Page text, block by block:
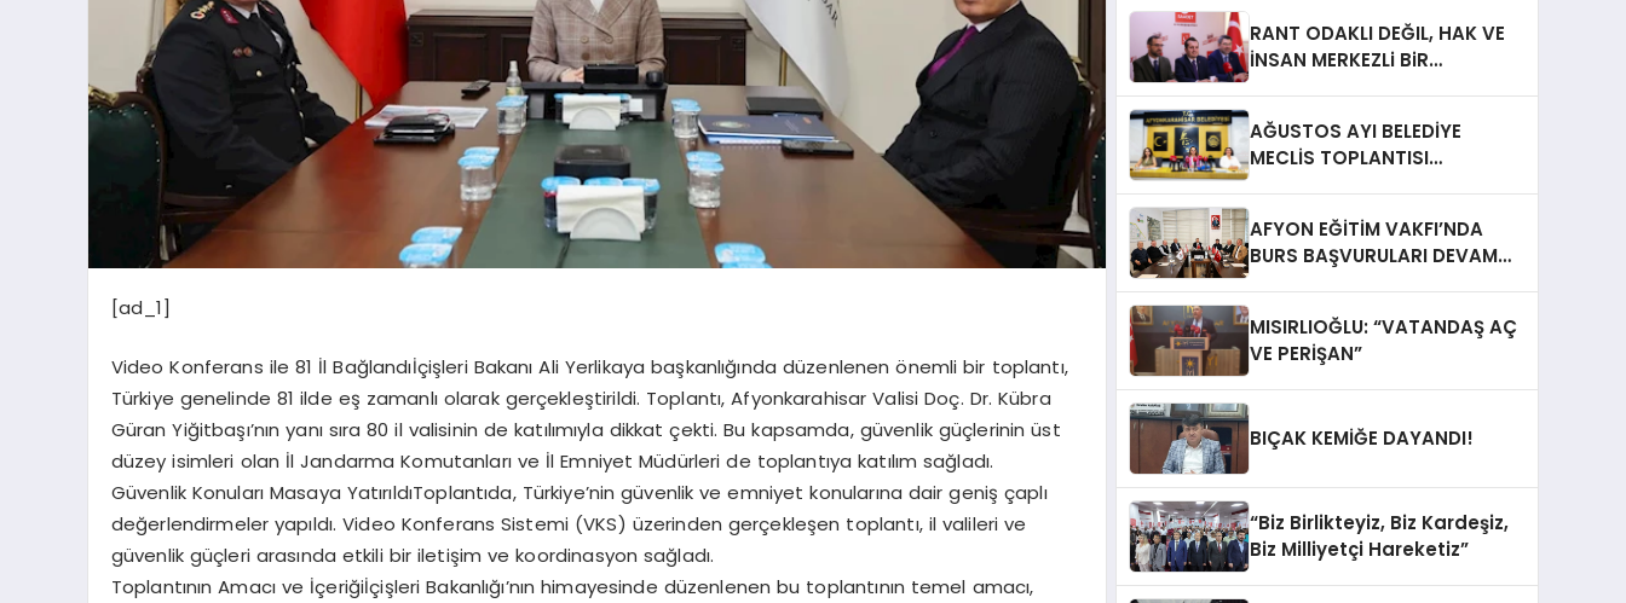
[ad_1]
Video Konferans ile 81 İl Bağlandıİçişleri Bakanı Ali Yerlikaya başkanlığında düzenlenen önemli bir toplantı,
Türkiye genelinde 81 ilde eş zamanlı olarak gerçekleştirildi. Toplantı, Afyonkarahisar Valisi Doç. Dr. Kübra
Güran Yiğitbaşı’nın yanı sıra 80 il valisinin de katılımıyla dikkat çekti. Bu kapsamda, güvenlik güçlerinin üst
düzey isimleri olan İl Jandarma Komutanları ve İl Emniyet Müdürleri de toplantıya katılım sağladı.
Güvenlik Konuları Masaya YatırıldıToplantıda, Türkiye’nin güvenlik ve emniyet konularına dair geniş çaplı
değerlendirmeler yapıldı. Video Konferans Sistemi (VKS) üzerinden gerçekleşen toplantı, il valileri ve
güvenlik güçleri arasında etkili bir iletişim ve koordinasyon sağladı.
Toplantının Amacı ve İçeriğiİçişleri Bakanlığı’nın himayesinde düzenlenen bu toplantının temel amacı,
RANT ODAKLI DEĞIL, HAK VE
İNSAN MERKEZLi BiR
YANINDAYIZ!
AĞUSTOS AYI BELEDİYE
MECLİS TOPLANTISI
AFYON EĞİTİM VAKFI’NDA
BURS BAŞVURULARI DEVAM
MISIRLIOĞLU: “VATANDAŞ AÇ
VE PERİŞAN”
BIÇAK KEMİĞE DAYANDI!
“Biz Birlikteyiz, Biz Kardeşiz,
Biz Milliyetçi Hareketiz”